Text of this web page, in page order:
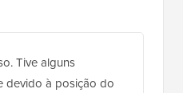
Tive alguns
devido à posição do